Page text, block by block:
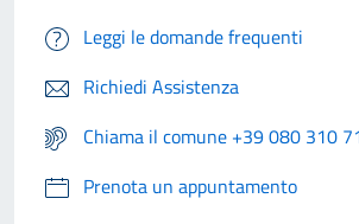
Leggi le domande frequenti
Richiedi Assistenza
Chiama il comune +39 080 310
Prenota un appuntamento